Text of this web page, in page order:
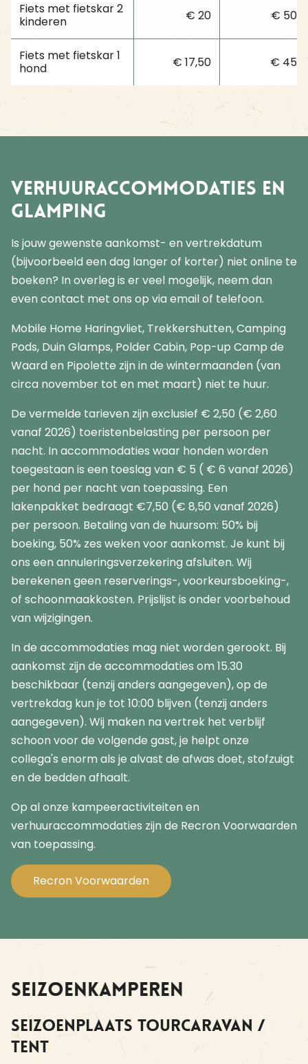
Fiets met fietskar 2
kinderen
€ 20 € 50
Fiets met fietskar 1
hond
€ 17,50 € 45
Verhuuraccommodaties en
glamping
Is jouw gewenste aankomst- en vertrekdatum
(bijvoorbeeld een dag langer of korter) niet online te
boeken? In overleg is er veel mogelijk, neem dan
even contact met ons op via email of telefoon.
Mobile Home Haringvliet, Trekkershutten, Camping
Pods, Duin Glamps, Polder Cabin, Pop-up Camp de
Waard en Pipolette zijn in de wintermaanden (van
circa november tot en met maart) niet te huur.
De vermelde tarieven zijn exclusief € 2,50 (€ 2,60
vanaf 2026) toeristenbelasting per persoon per
nacht. In accommodaties waar honden worden
toegestaan is een toeslag van € 5 ( € 6 vanaf 2026)
per hond per nacht van toepassing. Een
lakenpakket bedraagt €7,50 (€ 8,50 vanaf 2026)
per persoon. Betaling van de huursom: 50% bij
boeking, 50% zes weken voor aankomst. Je kunt bij
ons een annuleringsverzekering afsluiten. Wij
berekenen geen reserverings-, voorkeursboeking-,
of schoonmaakkosten. Prijslijst is onder voorbehoud
van wijzigingen.
In de accommodaties mag niet worden gerookt. Bij
aankomst zijn de accommodaties om 15.30
beschikbaar (tenzij anders aangegeven), op de
vertrekdag kun je tot 10:00 blijven (tenzij anders
aangegeven). Wij maken na vertrek het verblijf
schoon voor de volgende gast, je helpt onze
collega's enorm als je alvast de afwas doet, stofzuigt
en de bedden afhaalt.
Op al onze kampeeractiviteiten en
verhuuraccommodaties zijn de Recron Voorwaarden
van toepassing.
Recron Voorwaarden
Seizoenkamperen
Seizoenplaats tourcaravan /
tent